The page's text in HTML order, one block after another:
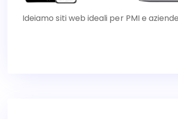
Ideiamo siti web ideali per PMI e